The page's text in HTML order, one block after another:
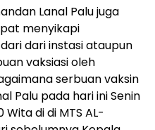
Lanal Palu juga
menyikapi
dari instasi ataupun
vaksiasi oleh
serbuan vaksin
Palu pada hari ini Senin
Wita di di MTS AL-